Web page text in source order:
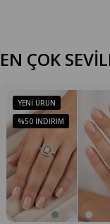
EN ÇOK
YENI ÜRÜN
%50 İNDIRIM